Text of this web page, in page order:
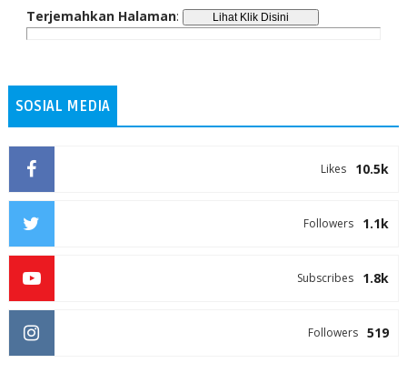
Terjemahkan Halaman:
SOSIAL MEDIA
10.5k
Likes
1.1k
Followers
1.8k
Subscribes
519
Followers